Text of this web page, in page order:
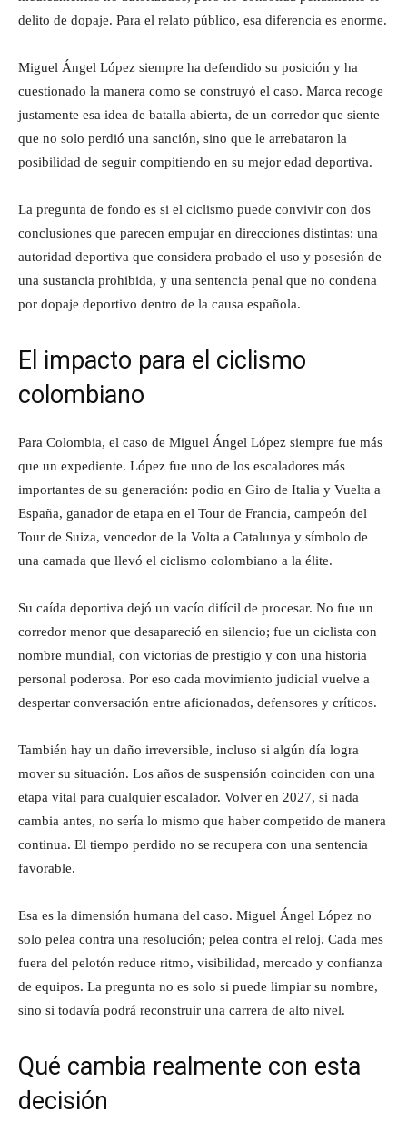
delito de dopaje. Para el relato público, esa diferencia es enorme.
Miguel Ángel López siempre ha defendido su posición y ha
cuestionado la manera como se construyó el caso. Marca recoge
justamente esa idea de batalla abierta, de un corredor que siente
que no solo perdió una sanción, sino que le arrebataron la
posibilidad de seguir compitiendo en su mejor edad deportiva.
La pregunta de fondo es si el ciclismo puede convivir con dos
conclusiones que parecen empujar en direcciones distintas: una
autoridad deportiva que considera probado el uso y posesión de
una sustancia prohibida, y una sentencia penal que no condena
por dopaje deportivo dentro de la causa española.
El impacto para el ciclismo
colombiano
Para Colombia, el caso de Miguel Ángel López siempre fue más
que un expediente. López fue uno de los escaladores más
importantes de su generación: podio en Giro de Italia y Vuelta a
España, ganador de etapa en el Tour de Francia, campeón del
Tour de Suiza, vencedor de la Volta a Catalunya y símbolo de
una camada que llevó el ciclismo colombiano a la élite.
Su caída deportiva dejó un vacío difícil de procesar. No fue un
corredor menor que desapareció en silencio; fue un ciclista con
nombre mundial, con victorias de prestigio y con una historia
personal poderosa. Por eso cada movimiento judicial vuelve a
despertar conversación entre aficionados, defensores y críticos.
También hay un daño irreversible, incluso si algún día logra
mover su situación. Los años de suspensión coinciden con una
etapa vital para cualquier escalador. Volver en 2027, si nada
cambia antes, no sería lo mismo que haber competido de manera
continua. El tiempo perdido no se recupera con una sentencia
favorable.
Esa es la dimensión humana del caso. Miguel Ángel López no
solo pelea contra una resolución; pelea contra el reloj. Cada mes
fuera del pelotón reduce ritmo, visibilidad, mercado y confianza
de equipos. La pregunta no es solo si puede limpiar su nombre,
sino si todavía podrá reconstruir una carrera de alto nivel.
Qué cambia realmente con esta
decisión